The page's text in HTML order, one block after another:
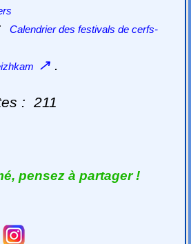
:Calendrier des festivals de cerfs-
↗ .
: 211
pensez à partager !